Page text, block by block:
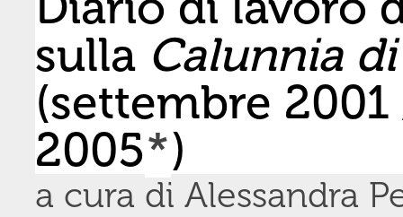
sulla Calunnia
(settembre
2005*)
a cura di Alessandra